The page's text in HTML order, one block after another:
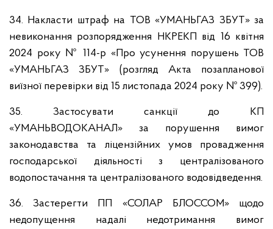
34. Накласти штраф на ТОВ «УМАНЬГАЗ ЗБУТ» за
невиконання розпорядження НКРЕКП від 16 квітня
2024 року № 114-р «Про усунення порушень ТОВ
«УМАНЬГАЗ ЗБУТ» (розгляд Акта позапланової
виїзної перевірки від 15 листопада 2024 року № 399).
35. Застосувати санкції до КП
«УМАНЬВОДОКАНАЛ» за порушення вимог
законодавства та ліцензійних умов провадження
господарської діяльності з централізованого
водопостачання та централізованого водовідведення.
36. Застерегти ПП «СОЛАР БЛОССОМ» щодо
недопущення надалі недотримання вимог